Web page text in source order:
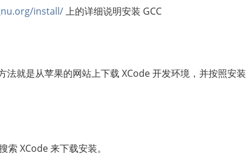
install/上的详细说明安装 GCC
法就是从苹果的网站上下载 XCode 开发环境，并按照安装
索 XCode 来下载安装。